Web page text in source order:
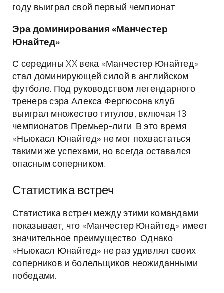
году выиграл свой первый чемпионат.
Эра доминирования «Манчестер
Юнайтед»
С середины XX века «Манчестер Юнайтед»
стал доминирующей силой в английском
футболе. Под руководством легендарного
тренера сэра Алекса Фергюсона клуб
выиграл множество титулов, включая 13
чемпионатов Премьер-лиги. В это время
«Ньюкасл Юнайтед» не мог похвастаться
такими же успехами, но всегда оставался
опасным соперником.
Статистика встреч
Статистика встреч между этими командами
показывает, что «Манчестер Юнайтед» имеет
значительное преимущество. Однако
«Ньюкасл Юнайтед» не раз удивлял своих
соперников и болельщиков неожиданными
победами.